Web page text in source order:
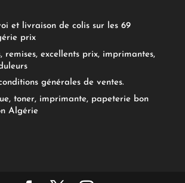
et livraison de colis sur les 69
prix
remises, excellents prix, imprimantes,
générales de ventes.
toner, imprimante, papeterie bon
Algérie